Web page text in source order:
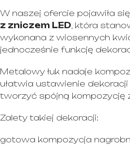
W naszej ofercie pojawiła
z zniczem LED, która
wykonana z wiosennych
jednocześnie funkcję
Metalowy łuk nadaje
ułatwia ustawienie
tworzyć spójną kompozycję
Zalety takiej dekoracji:
gotowa kompozycja